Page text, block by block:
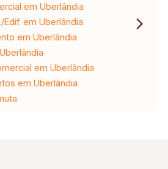
em Uberlândia
em Uberlândia
em Uberlândia
em Uberlândia
em Uberlândia